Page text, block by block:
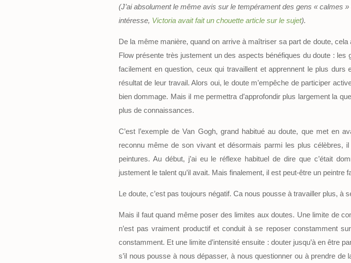
(J’ai absolument le même avis sur le tempérament des gens « calmes
intéresse, Victoria avait fait un chouette article sur le sujet).
De la même manière, quand on arrive à maîtriser sa part de doute,
Flow présente très justement un des aspects bénéfiques du doute :
facilement en question, ceux qui travaillent et apprennent le plus
résultat de leur travail. Alors oui, le doute m’empêche de participer
bien dommage. Mais il me permettra d’approfondir plus largement la
plus de connaissances.
C’est l’exemple de Van Gogh, grand habitué au doute, que met en
reconnu même de son vivant et désormais parmi les plus célèbres,
peintures. Au début, j’ai eu le réflexe habituel de dire que c’était
justement le talent qu’il avait. Mais finalement, il est peut-être un peintre
Le doute, c’est pas toujours négatif. Ca nous pousse à travailler plus, à
Mais il faut quand même poser des limites aux doutes. Une limite de
n’est pas vraiment productif et conduit à se reposer constamment
constamment. Et une limite d’intensité ensuite : douter jusqu’à en être
s’il nous pousse à nous dépasser, à nous questionner ou à prendre